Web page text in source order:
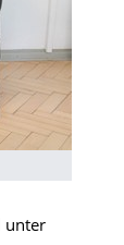
unter